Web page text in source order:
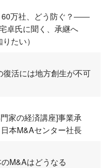
万社、どう防ぐ？――
卓氏に聞く、承継へ
たい）
活には地方創生が不可
家の経済講座]事業承
本M&Aセンター社長
M&Aはどうなる